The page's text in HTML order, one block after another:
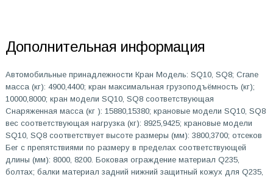
Дополнительная информация
Автомобильные принадлежности Кран Модель: SQ10, SQ8; Crane
масса (кг): 4900,4400; кран максимальная грузоподъёмность (кг);
10000,8000; кран модели SQ10, SQ8 соответствующая
Снаряженная масса (кг ): 15880,15380; крановые модели SQ10, SQ8
вес соответствующая нагрузка (кг): 8925,9425; крановые модели
SQ10, SQ8 соответствует высоте размеры (мм): 3800,3700; отсеков
Бег с препятствиями по размеру в пределах соответствующей
длины (мм): 8000, 8200. Боковая ограждение материал Q235,
болтах; балки материал задний нижний защитный кожух для Q235,